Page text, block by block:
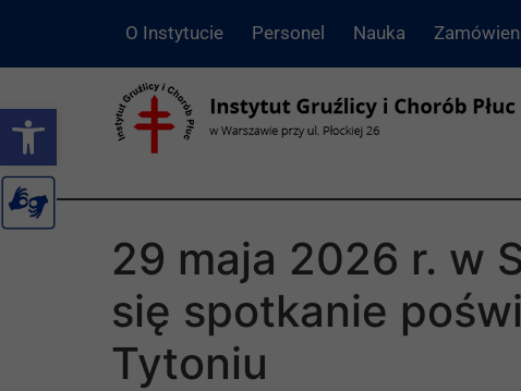
Otwórz pasek narzędzi
O Instytucie Personel Nauka
29 maja 2026 r. w
się spotkanie
Tytoniu